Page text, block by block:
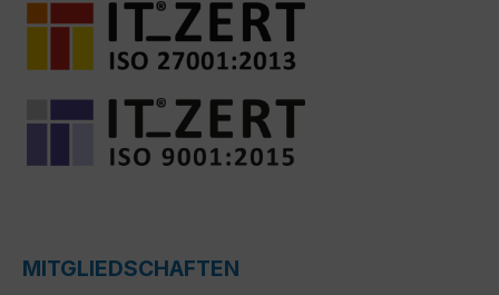
MITGLIEDSCHAFTEN